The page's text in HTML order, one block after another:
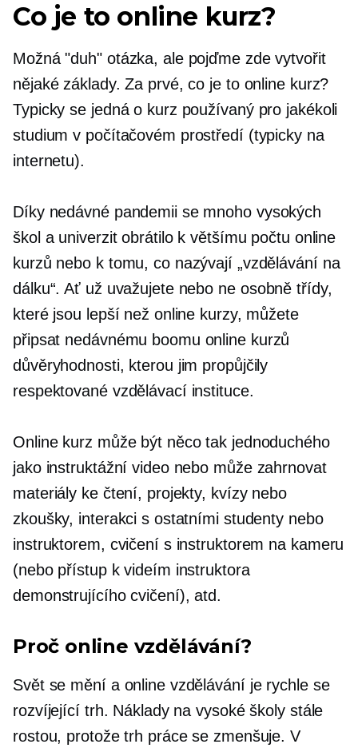
Co je to online kurz?
Možná "duh" otázka, ale pojďme zde vytvořit
nějaké základy. Za prvé, co je to online kurz?
Typicky se jedná o kurz používaný pro jakékoli
studium v ​​počítačovém prostředí (typicky na
internetu).
Díky nedávné pandemii se mnoho vysokých
škol a univerzit obrátilo k většímu počtu online
kurzů nebo k tomu, co nazývají „vzdělávání na
dálku“. Ať už uvažujete nebo ne osobně třídy,
které jsou lepší než online kurzy, můžete
připsat nedávnému boomu online kurzů
důvěryhodnosti, kterou jim propůjčily
respektované vzdělávací instituce.
Online kurz může být něco tak jednoduchého
jako instruktážní video nebo může zahrnovat
materiály ke čtení, projekty, kvízy nebo
zkoušky, interakci s ostatními studenty nebo
instruktorem, cvičení s instruktorem na kameru
(nebo přístup k videím instruktora
demonstrujícího cvičení), atd.
Proč online vzdělávání?
Svět se mění a online vzdělávání je rychle se
rozvíjející trh. Náklady na vysoké školy stále
rostou, protože trh práce se zmenšuje. V